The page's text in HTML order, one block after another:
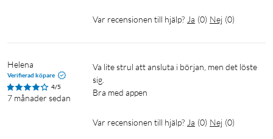
Strömförsörjning: DC‑adapter (ingår)
App: MERCUSYS (Android, iOS)
Var recensionen till hjälp? Ja (0) Nej (0)
Helena
Verifierad köpare
4/5
7 månader sedan
Va lite strul att ansluta i början, men det löste
sig.
Bra med appen
Var recensionen till hjälp? Ja (0) Nej (0)